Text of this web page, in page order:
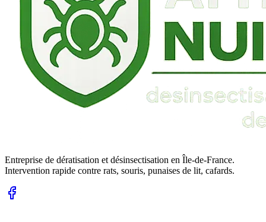
Entreprise de dératisation et désinsectisation en Île-de-France.
Intervention rapide contre rats, souris, punaises de lit, cafards.